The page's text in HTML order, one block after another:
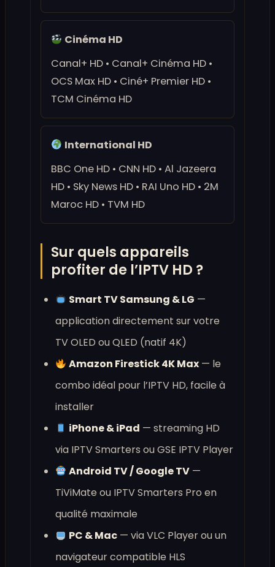
Cinéma HD
Canal+ HD • Canal+ Cinéma HD •
OCS Max HD • Ciné+ Premier HD •
TCM Cinéma HD
International HD
BBC One HD • CNN HD • Al Jazeera
HD • Sky News HD • RAI Uno HD • 2M
Maroc HD • TVM HD
Sur quels appareils
profiter de l’IPTV HD ?
Smart TV Samsung & LG —
application directement sur votre
TV OLED ou QLED (natif 4K)
Amazon Firestick 4K Max — le
combo idéal pour l’IPTV HD, facile à
installer
iPhone & iPad — streaming HD
via IPTV Smarters ou GSE IPTV Player
Android TV / Google TV —
TiViMate ou IPTV Smarters Pro en
qualité maximale
PC & Mac — via VLC Player ou un
navigateur compatible HLS